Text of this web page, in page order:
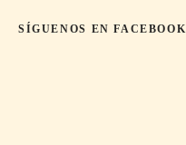
a
SÍGUENOS EN FACEBOOK